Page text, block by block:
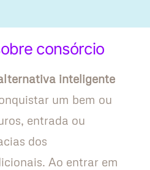
consórcio
inteligente
um bem ou
entrada ou
dos
Ao entrar em